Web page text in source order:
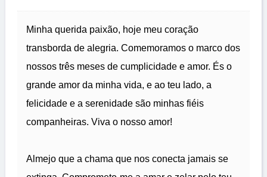
Minha querida paixão, hoje meu coração
transborda de alegria. Comemoramos o marco dos
nossos três meses de cumplicidade e amor. És o
grande amor da minha vida, e ao teu lado, a
felicidade e a serenidade são minhas fiéis
companheiras. Viva o nosso amor!
Almejo que a chama que nos conecta jamais se